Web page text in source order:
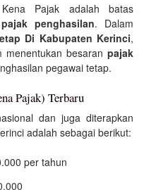
Pajak adalah batas
pajak penghasilan. Dalam
Di Kabupaten Kerinci,
menentukan besaran pajak
pegawai tetap.
Pajak) Terbaru
dan juga diterapkan
adalah sebagai berikut:
per tahun